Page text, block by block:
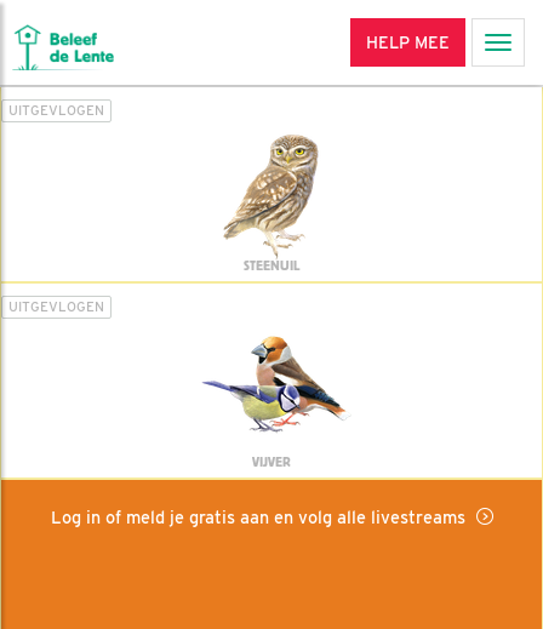
HELP MEE
UITGEVLOGEN
STEENUIL
UITGEVLOGEN
VIJVER
Log in of meld je gratis aan en volg alle livestreams